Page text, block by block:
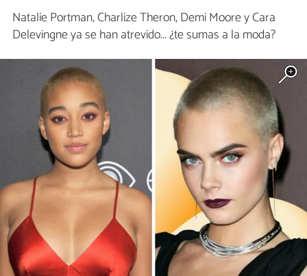
Natalie Portman, Charlize Theron, Demi Moore y Cara
Delevingne ya se han atrevido... ¿te sumas a la moda?